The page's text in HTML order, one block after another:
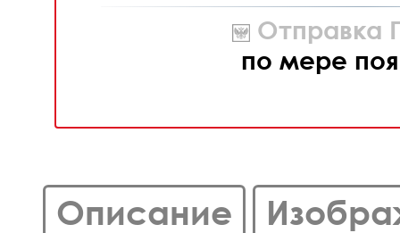
Отправка
по мере
Описание